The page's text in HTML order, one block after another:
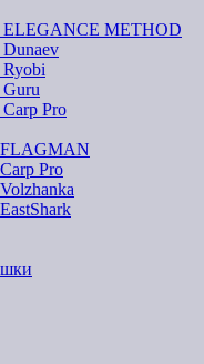
METHOD
Pro
Pro